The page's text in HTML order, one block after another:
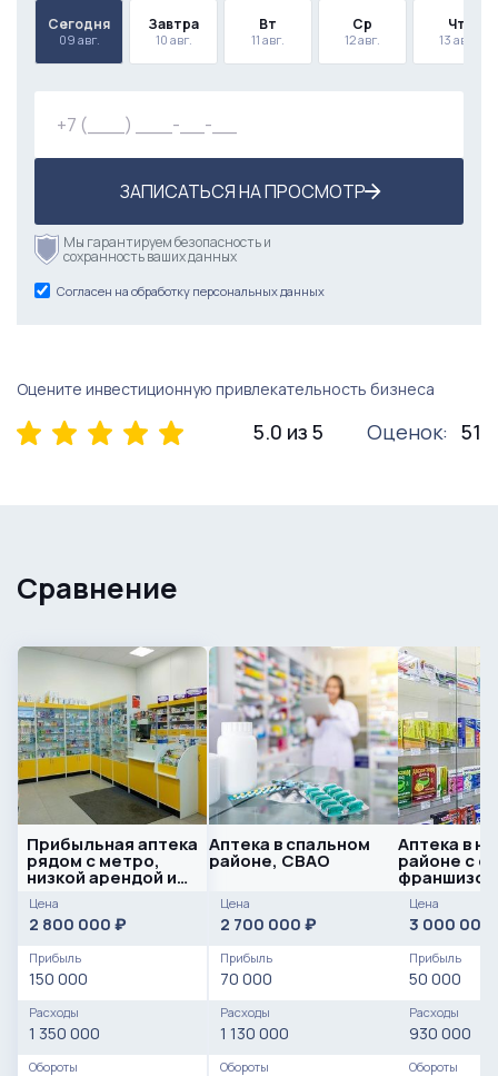
Сегодня
09 авг.
Завтра
10 авг.
Вт
11 авг.
Ср
12 авг.
Чт
13 авг.
ЗАПИСАТЬСЯ НА ПРОСМОТР
Мы гарантируем безопасность и
сохранность ваших данных
Согласен на обработку персональных данных
Оцените инвестиционную привлекательность бизнеса
5.0 из 5 Оценок: 51
Сравнение
Прибыльная аптека
рядом с метро,
низкой арендой и
базой клиентов
Цена
2 800 000 ₽
Прибыль
150 000
Расходы
1 350 000
Обороты
Аптека в спальном
районе, СВАО
Цена
2 700 000 ₽
Прибыль
70 000
Расходы
1 130 000
Обороты
Аптека в
районе с
франшизой
Цена
3 000 000
Прибыль
50 000
Расходы
930 000
Обороты